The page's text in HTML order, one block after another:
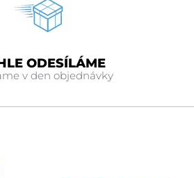
ODESÍLÁME
v den objednávky